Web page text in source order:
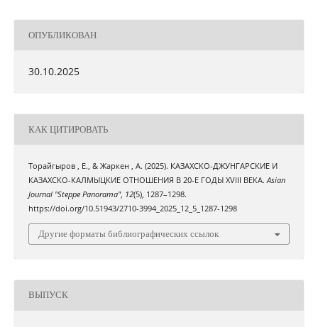
ОПУБЛИКОВАН
30.10.2025
КАК ЦИТИРОВАТЬ
Торайгыров , Е., & Жаркен , А. (2025). КАЗАХСКО-ДЖУНГАРСКИЕ И
КАЗАХСКО-КАЛМЫЦКИЕ ОТНОШЕНИЯ В 20-Е ГОДЫ XVIII ВЕКА.Asian
Journal "Steppe Panorama", 12(5), 1287–1298.
https://doi.org/10.51943/2710-3994_2025_12_5_1287-1298
Другие форматы библиографических ссылок
ВЫПУСК